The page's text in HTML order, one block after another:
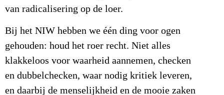
van radicalisering op de loer.
Bij het NIW hebben we één ding voor ogen
gehouden: houd het roer recht. Niet alles
klakkeloos voor waarheid aannemen, checken
en dubbelchecken, waar nodig kritiek leveren,
en daarbij de menselijkheid en de mooie zaken